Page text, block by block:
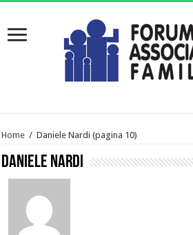
Home / Daniele Nardi (pagina 10)
Daniele Nardi